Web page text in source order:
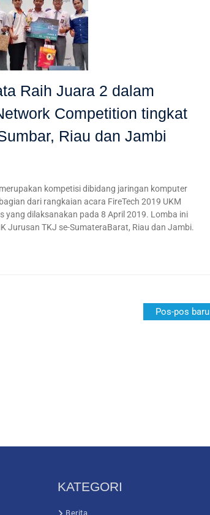
Raih Juara 2 dalam
Competition tingkat
Riau dan Jambi
kompetisi dibidang jaringan komputer
dari rangkaian acara FireTech 2019 UKM
yang dilaksanakan pada 8 April 2019. Lomba ini
Jurusan TKJ se-SumateraBarat, Riau dan Jambi.
Pos-pos baru
KATEGORI
Berita